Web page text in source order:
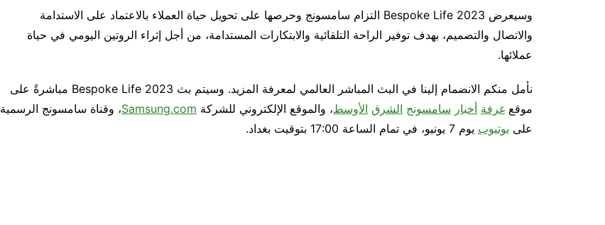
وسيعرض Bespoke Life 2023 التزام سامسونج وحرصها على تحويل حياة العملاء بالاعتماد على الاستدامة
والاتصال والتصميم، بهدف توفير الراحة التلقائية والابتكارات المستدامة، من أجل إثراء الروتين اليومي في حياة
عملائها.
نأمل منكم الانضمام إلينا في البث المباشر العالمي لمعرفة المزيد. وسيتم بث Bespoke Life 2023 مباشرةً على
موقع غرفة أخبار سامسونج الشرق الأوسط، والموقع الإلكتروني للشركة Samsung.com، وقناة سامسونج الرسمية
على يوتيوب يوم 7 يونيو، في تمام الساعة 17:00 بتوقيت بغداد.